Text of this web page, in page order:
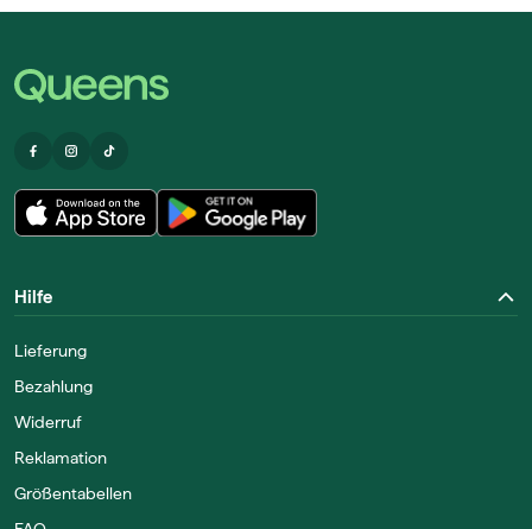
Hilfe
Lieferung
Bezahlung
Widerruf
Reklamation
Größentabellen